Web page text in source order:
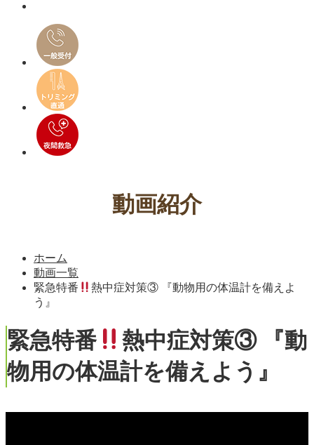
動画紹介
ホーム
動画一覧
緊急特番
熱中症対策③ 『動物用の体温計を備えよ
う』
緊急特番
熱中症対策③ 『動
物用の体温計を備えよう』